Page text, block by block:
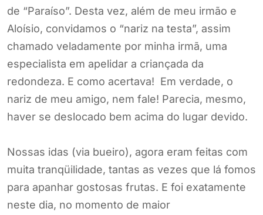
de “Paraíso”. Desta vez, além de meu irmão e
Aloísio, convidamos o “nariz na testa”, assim
chamado veladamente por minha irmã, uma
especialista em apelidar a criançada da
redondeza. E como acertava! Em verdade, o
nariz de meu amigo, nem fale! Parecia, mesmo,
haver se deslocado bem acima do lugar devido.
Nossas idas (via bueiro), agora eram feitas com
muita tranqüilidade, tantas as vezes que lá fomos
para apanhar gostosas frutas. E foi exatamente
neste dia, no momento de maior